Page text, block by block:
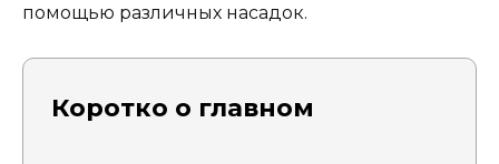
помощью различных насадок.
Коротко о главном